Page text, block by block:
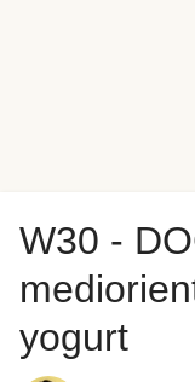
W30 -
yogurt